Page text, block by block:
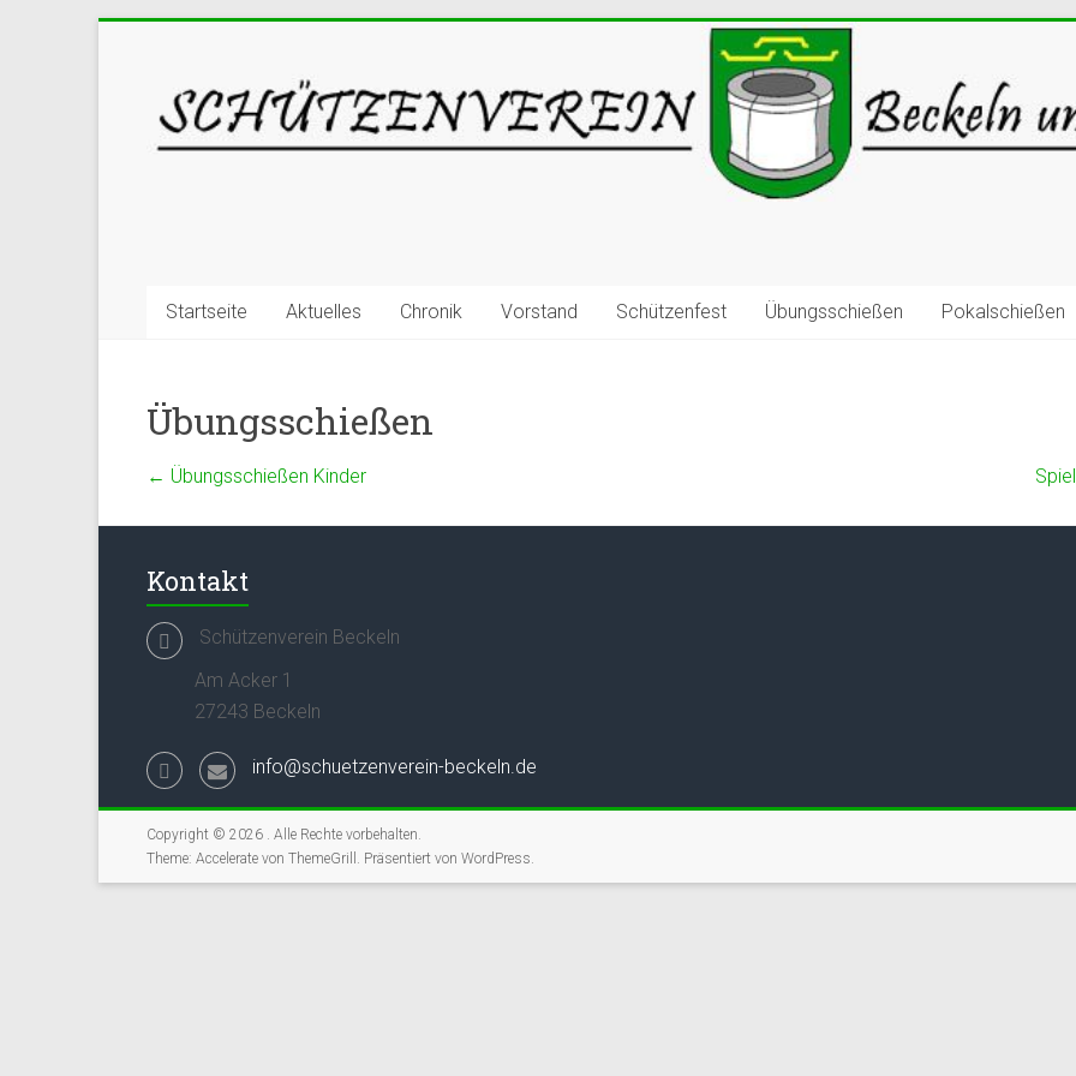
Startseite Aktuelles Chronik Vorstand Schützenfest Übungsschießen Pokalschießen
Übungsschießen
← Übungsschießen Kinder
Kontakt
Schützenverein Beckeln
Am Acker 1
27243 Beckeln
info@schuetzenverein-beckeln.de
Copyright © 2026 . Alle Rechte vorbehalten.
Theme: Accelerate von ThemeGrill. Präsentiert von WordPress.